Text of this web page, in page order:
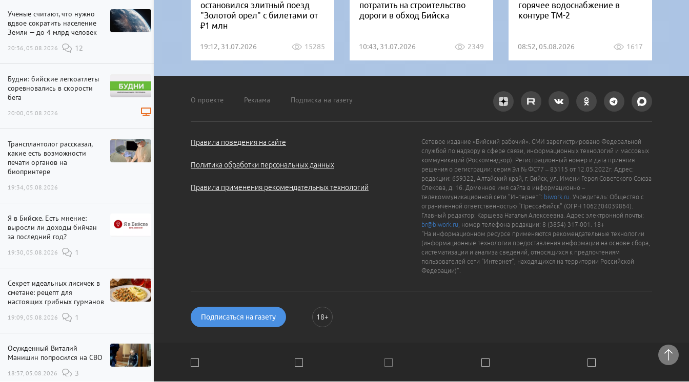
Учёные считают, что нужно
вдвое сократить население
Земли — до 4 млрд человек
20:36, 05.08.2026 12
Будни: бийские легкоатлеты
соревновались в скорости
бега
20:00, 05.08.2026
Трансплантолог рассказал,
какие есть возможности
печати органов на
биопринтере
19:34, 05.08.2026
Я в Бийске. Есть мнение:
выросли ли доходы бийчан
за последний год?
19:30, 05.08.2026 1
Секрет идеальных лисичек в
сметане: рецепт для
настоящих грибных гурманов
19:09, 05.08.2026 1
Осужденный Виталий
Манишин попросился на СВО
18:37, 05.08.2026 3
остановился элитный поезд
"Золотой орел" с билетами от
₽1 млн
19:12, 31.07.2026 15285
потратить на строительство
дороги в обход Бийска
10:43, 31.07.2026 2349
горячее водоснабжение в
контуре ТМ-2
08:52, 05.08.2026 1617
О проекте Реклама Подписка на газету
Правила поведения на сайте
Политика обработки персональных данных
Правила применения рекомендательных технологий
Сетевое издание «Бийский рабочий». СМИ зарегистрировано Федеральной
службой по надзору в сфере связи, информационных технологий и массовых
коммуникаций (Роскомнадзор). Регистрационный номер и дата принятия
решения о регистрации: серия Эл № ФС77 – 83115 от 12.05.2022г. Адрес:
редакции: 659322, Алтайский край, г. Бийск, ул. Имени Героя Советского Союза
Спекова, д. 16. Доменное имя сайта в информационно –
телекоммуникационной сети "Интернет": biwork.ru . Учредитель: Общество с
ограниченной ответственностью "Пресса-Бийск" (ОГРН 1062204039864).
Главный редактор: Каршева Наталья Алексеевна. Адрес электронной почты:
br@biwork.ru , номер телефона редакции: 8 (3854) 317-001. 18+
"На информационном ресурсе применяются рекомендательные технологии
(информационные технологии предоставления информации на основе сбора,
систематизации и анализа сведений, относящихся к предпочтениям
пользователей сети "Интернет", находящихся на территории Российской
Федерации)".
Подписаться на газету 18+